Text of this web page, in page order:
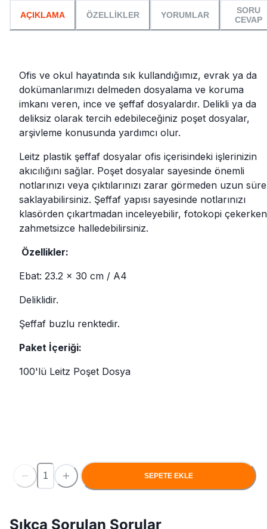
AÇIKLAMA ÖZELLİKLER YORUMLAR
SORU
CEVAP
Ofis ve okul hayatında sık kullandığımız, evrak ya da
dokümanlarımızı delmeden dosyalama ve koruma
imkanı veren, ince ve şeffaf dosyalardır. Delikli ya da
deliksiz olarak tercih edebileceğiniz poşet dosyalar,
arşivleme konusunda yardımcı olur.
Leitz plastik şeffaf dosyalar ofis içerisindeki işlerinizin
akıcılığını sağlar. Poşet dosyalar sayesinde önemli
notlarınızı veya çıktılarınızı zarar görmeden uzun süre
saklayabilirsiniz. Şeffaf yapısı sayesinde notlarınızı
klasörden çıkartmadan inceleyebilir, fotokopi çekerken
zahmetsizce halledebilirsiniz.
Özellikler:
Ebat: 23.2 x 30 cm / A4
Deliklidir.
Şeffaf buzlu renktedir.
Paket İçeriği:
100'lü Leitz Poşet Dosya
SEPETE EKLE
Sıkça Sorulan Sorular